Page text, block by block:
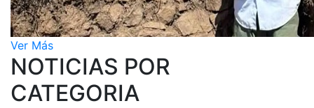
Ver Más
NOTICIAS POR
CATEGORIA